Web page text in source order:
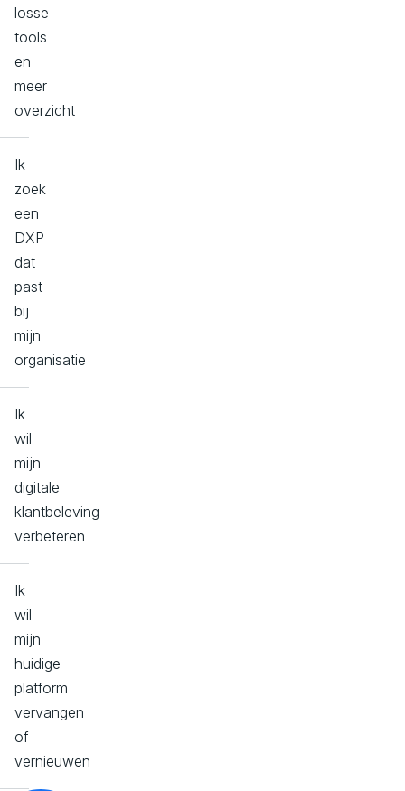
losse
tools
en
meer
overzicht
Ik
zoek
een
DXP
dat
past
bij
mijn
organisatie
Ik
wil
mijn
digitale
klantbeleving
verbeteren
Ik
wil
mijn
huidige
platform
vervangen
of
vernieuwen